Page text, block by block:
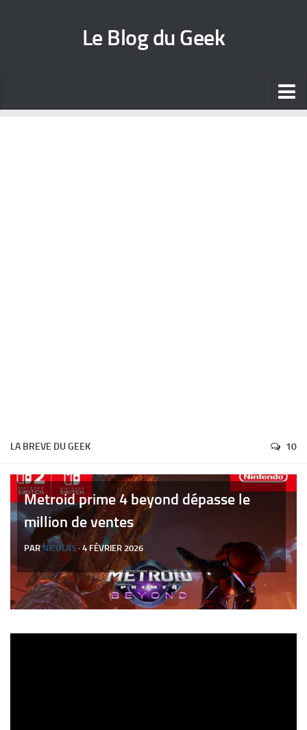
Le Blog du Geek
LA BREVE DU GEEK 10
Metroid prime 4 beyond dépasse le
million de ventes
PARNICOLAS · 4 FÉVRIER 2026